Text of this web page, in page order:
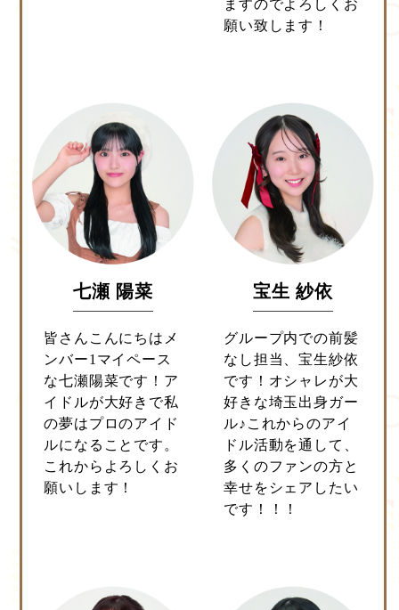
ますのでよろしくお
願い致します！
七瀬 陽菜
皆さんこんにちはメ
ンバー1マイペース
な七瀬陽菜です！ア
イドルが大好きで私
の夢はプロのアイド
ルになることです。
これからよろしくお
願いします！
宝生 紗依
グループ内での前髪
なし担当、宝生紗依
です！オシャレが大
好きな埼玉出身ガー
ル♪これからのアイ
ドル活動を通して、
多くのファンの方と
幸せをシェアしたい
です！！！